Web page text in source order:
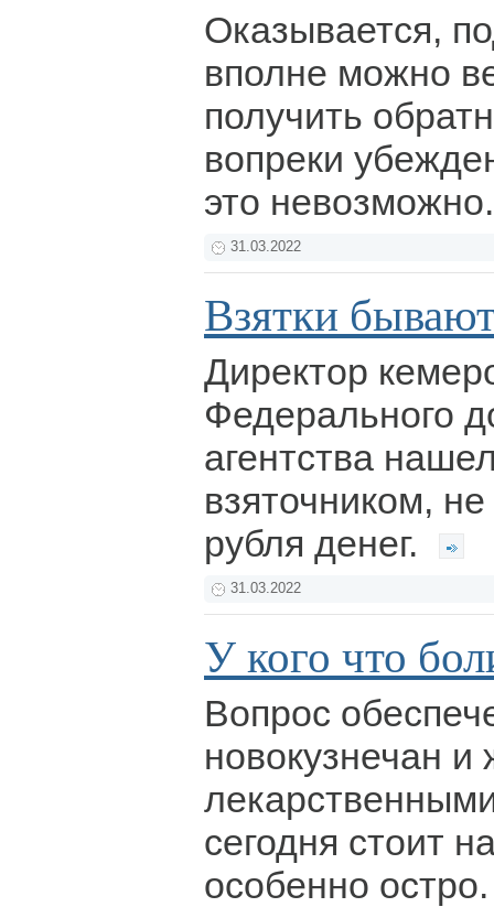
Оказывается,
вполне можно
получить
вопреки
это
31.03.2022
Взятки
Директор
Федерального
агентства
взяточником,
рубля денег.
31.03.2022
У кого что
Вопрос
новокузнечан и
сегодня стоит
особенно